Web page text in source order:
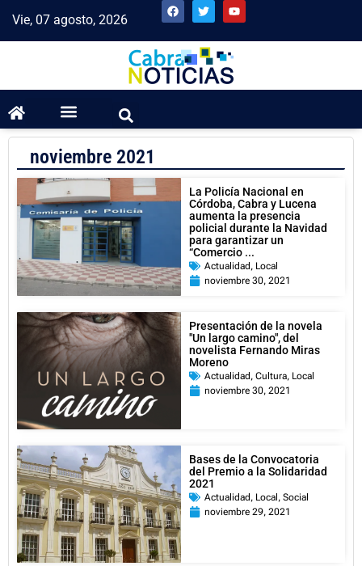
Vie, 07 agosto, 2026
noviembre 2021
La Policía Nacional en
Córdoba, Cabra y Lucena
aumenta la presencia
policial durante la Navidad
para garantizar un
“Comercio ...
Actualidad , Local
noviembre 30, 2021
Presentación de la novela
"Un largo camino", del
novelista Fernando Miras
Moreno
Actualidad , Cultura, Local
noviembre 30, 2021
Bases de la Convocatoria
del Premio a la Solidaridad
2021
Actualidad , Local , Social
noviembre 29, 2021